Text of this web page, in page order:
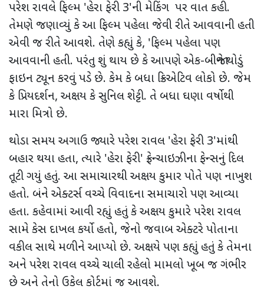
પરેશ રાવલે ફિલ્મ 'હેરા ફેરી 3'ની મેકિંગ પર વાત કહી.
તેમણે જણાવ્યું કે આ ફિલ્મ પહેલા જેવી રીતે આવવાની હતી
એવી જ રીતે આવશે. તેણે કહ્યું કે, 'ફિલ્મ પહેલા પણ
આવવાની હતી. પરંતુ શું થાય છે કે આપણે એક-બીજાને થોડું
ફાઇન ટ્યૂન કરવું પડે છે. કેમ કે બધા ક્રિએટિવ લોકો છે. જેમ
કે પ્રિયદર્શન, અક્ષય કે સુનિલ શેટ્ટી. તે બધા ઘણા વર્ષોથી
મારા મિત્રો છે.
થોડા સમય અગાઉ જ્યારે પરેશ રાવલ 'હેરા ફેરી 3'માંથી
બહાર થયા હતા, ત્યારે 'હેરા ફેરી' ફ્રેન્ચાઇઝીના ફેન્સનું દિલ
તૂટી ગયું હતું. આ સમાચારથી અક્ષય કુમાર પોતે પણ નાખુશ
હતો. બંને એક્ટર્સ વચ્ચે વિવાદના સમાચારો પણ આવ્યા
હતા. કહેવામાં આવી રહ્યું હતું કે અક્ષય કુમારે પરેશ રાવલ
સામે કેસ દાખલ કર્યો હતો, જેનો જવાબ એક્ટરે પોતાના
વકીલ સાથે મળીને આપ્યો છે. અક્ષયે પણ કહ્યું હતું કે તેમના
અને પરેશ રાવલ વચ્ચે ચાલી રહેલો મામલો ખૂબ જ ગંભીર
છે અને તેનો ઉકેલ કોર્ટમાં જ આવશે.